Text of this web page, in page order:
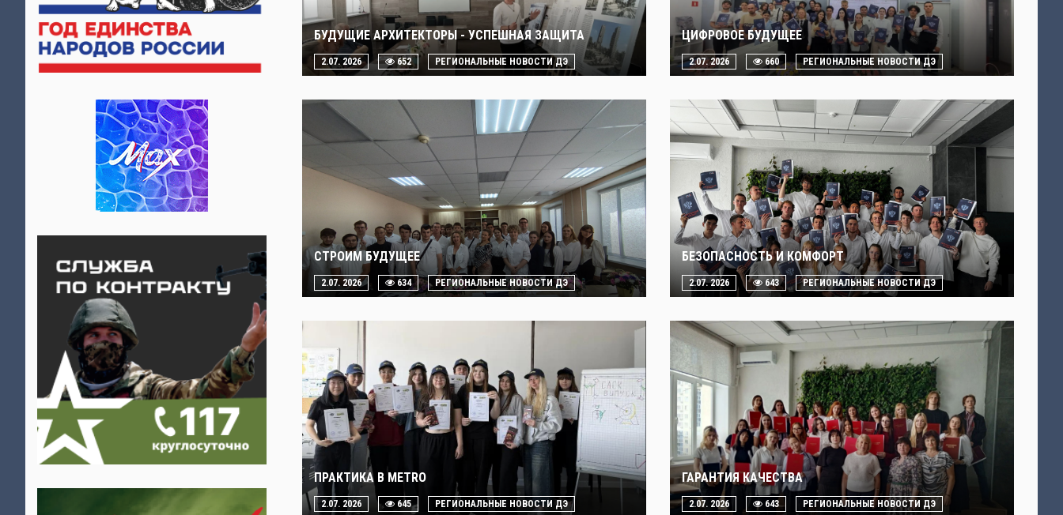
БУДУЩИЕ АРХИТЕКТОРЫ - УСПЕШНАЯ ЗАЩИТА
2.07. 2026 652 РЕГИОНАЛЬНЫЕ НОВОСТИ ДЭ
ЦИФРОВОЕ БУДУЩЕЕ
2.07. 2026 660 РЕГИОНАЛЬНЫЕ НОВОСТИ ДЭ
СТРОИМ БУДУЩЕЕ
2.07. 2026 634 РЕГИОНАЛЬНЫЕ НОВОСТИ ДЭ
БЕЗОПАСНОСТЬ И КОМФОРТ
2.07. 2026 643 РЕГИОНАЛЬНЫЕ НОВОСТИ ДЭ
ПРАКТИКА В METRO
2.07. 2026 645 РЕГИОНАЛЬНЫЕ НОВОСТИ ДЭ
ГАРАНТИЯ КАЧЕСТВА
2.07. 2026 643 РЕГИОНАЛЬНЫЕ НОВОСТИ ДЭ